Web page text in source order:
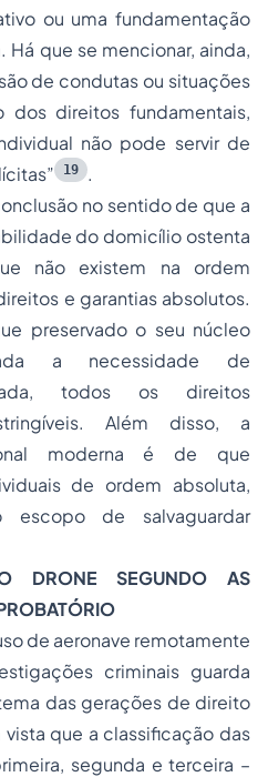
ou uma fundamentação
que se mencionar, ainda,
de condutas ou situações
direitos fundamentais,
não pode servir de
19
.
no sentido de que a
do domicílio ostenta
não existem na ordem
e garantias absolutos.
preservado o seu núcleo
a necessidade de
todos os direitos
Além disso, a
moderna é de que
de ordem absoluta,
escopo de salvaguardar
DRONE SEGUNDO AS
de aeronave remotamente
criminais guarda
das gerações de direito
que a classificação das
segunda e terceira –